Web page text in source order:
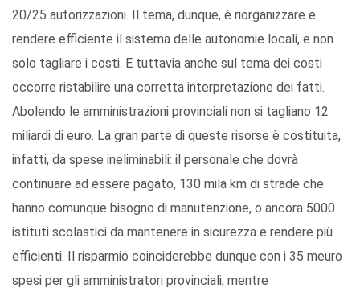
20/25 autorizzazioni. Il tema, dunque, è riorganizzare e
rendere efficiente il sistema delle autonomie locali, e non
solo tagliare i costi. E tuttavia anche sul tema dei costi
occorre ristabilire una corretta interpretazione dei fatti.
Abolendo le amministrazioni provinciali non si tagliano 12
miliardi di euro. La gran parte di queste risorse è costituita,
infatti, da spese ineliminabili: il personale che dovrà
continuare ad essere pagato, 130 mila km di strade che
hanno comunque bisogno di manutenzione, o ancora 5000
istituti scolastici da mantenere in sicurezza e rendere più
efficienti. Il risparmio coinciderebbe dunque con i 35 meuro
spesi per gli amministratori provinciali, mentre